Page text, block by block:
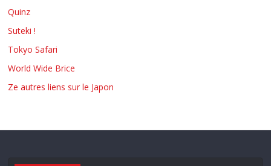
Quinz
Suteki !
Tokyo Safari
World Wide Brice
Ze autres liens sur le Japon